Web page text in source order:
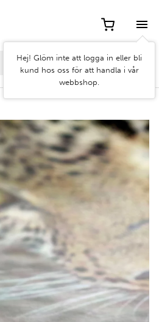
Hej! Glöm inte att logga in eller bli
kund hos oss för att handla i vår
webbshop.